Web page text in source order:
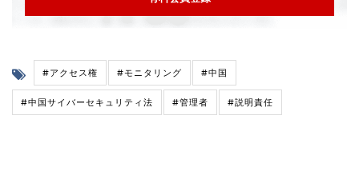
#アクセス権 #モニタリング #中国
#中国サイバーセキュリティ法 #管理者 #説明責任